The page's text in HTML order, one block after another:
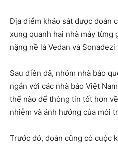
Địa điểm khảo sát được đoàn
xung quanh hai nhà máy từng
nặng nề là Vedan và
Sau điền dã, nhóm nhà báo
ngắn với các nhà báo Việt
thế nào để thông tin tốt hơn
nhiễm và ảnh hưởng của môi
Trước đó, đoàn cũng có cuộc